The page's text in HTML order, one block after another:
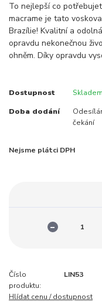
To nejlepší co
macrame je tato
Brazílie! Kvalitní a
opravdu nekonečnou
ohněm. Díky opravdu
Dostupnost Skladem
Doba dodání
čekání
Nejsme plátci DPH
Číslo
produktu:
LIN53
Hlídat cenu / dostupnost